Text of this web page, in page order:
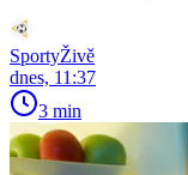
SportyŽivě
dnes, 11:37
3 min